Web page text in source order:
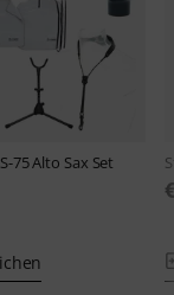
75 Alto Sax Set